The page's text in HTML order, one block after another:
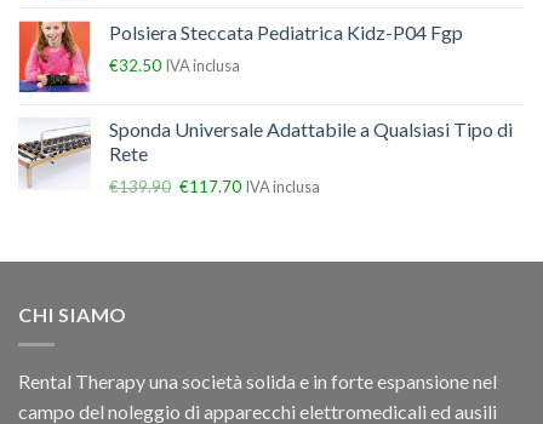
Polsiera Steccata Pediatrica Kidz-P04 Fgp
€32.50 IVA inclusa
Sponda Universale Adattabile a Qualsiasi Tipo di
Rete
€139.90 €117.70 IVA inclusa
CHI SIAMO
Rental Therapy una società solida e in forte espansione nel
campo del noleggio di apparecchi elettromedicali ed ausili